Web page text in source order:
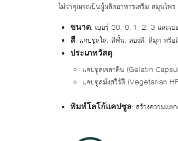
ไม่ว่าคุณจะเป็นผู้ผลิตอาหารเสริม สมุนไพ
ขนาด: เบอร์ 00, 0, 1, 2, 3 และเบ
สี: แคปซูลใส, สีพื้น, สองสี, สีมุก หรือ
ประเภทวัสดุ:
แคปซูลเจลาติน (Gelatin
แคปซูลมังสวิรัติ (Vegetarian
พิมพ์โลโก้แคปซูล: สร้างความแต